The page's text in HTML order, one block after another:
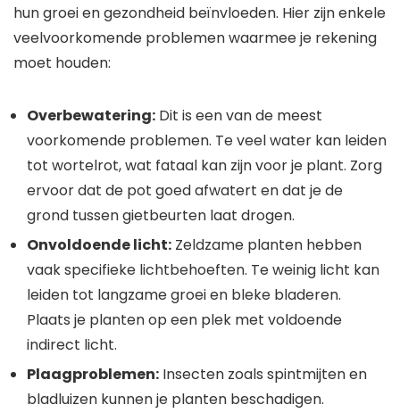
hun groei en gezondheid beïnvloeden. Hier zijn enkele
veelvoorkomende problemen waarmee je rekening
moet houden:
Overbewatering: Dit is een van de meest
voorkomende problemen. Te veel water kan leiden
tot wortelrot, wat fataal kan zijn voor je plant. Zorg
ervoor dat de pot goed afwatert en dat je de
grond tussen gietbeurten laat drogen.
Onvoldoende licht: Zeldzame planten hebben
vaak specifieke lichtbehoeften. Te weinig licht kan
leiden tot langzame groei en bleke bladeren.
Plaats je planten op een plek met voldoende
indirect licht.
Plaagproblemen: Insecten zoals spintmijten en
bladluizen kunnen je planten beschadigen.